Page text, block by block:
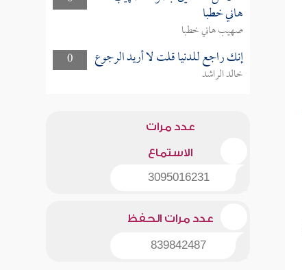
هاني خطبا
صهيب هاني خطبا
0
إنك راجع للدنيا قلت لا أريد الرجوع
خالد الراشد
عدد مرات
الاستماع
3095016231
عدد مرات الحفظ
839842487